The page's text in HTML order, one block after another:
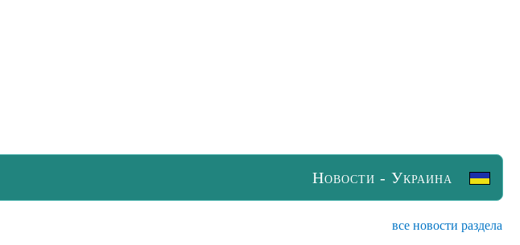
Новости - Украина
все новости раздела